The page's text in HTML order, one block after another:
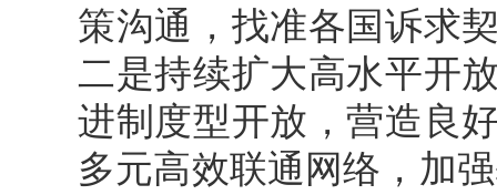
策沟通，找准各国诉求
二是持续扩大高水平开
进制度型开放，营造良
多元高效联通网络，加